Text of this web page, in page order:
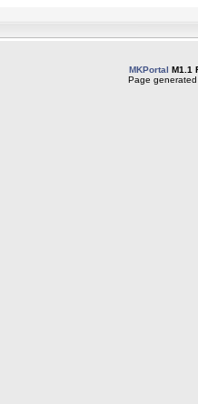
MKPortal M1.1
Page